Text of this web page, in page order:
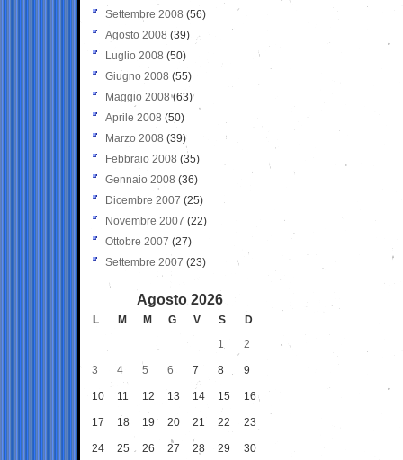
Settembre 2008 (56)
Agosto 2008 (39)
Luglio 2008 (50)
Giugno 2008 (55)
Maggio 2008(63)
Aprile 2008 (50)
Marzo 2008 (39)
Febbraio 2008 (35)
Gennaio 2008 (36)
Dicembre 2007 (25)
Novembre 2007 (22)
Ottobre 2007 (27)
Settembre 2007 (23)
Agosto 2026
L M M G V S
D
1
2
3 4 5 6 7 8 9
10 11 12 13 14 15 16
17 18 19 20 21 22 23
24 25 26 27 28 29 30